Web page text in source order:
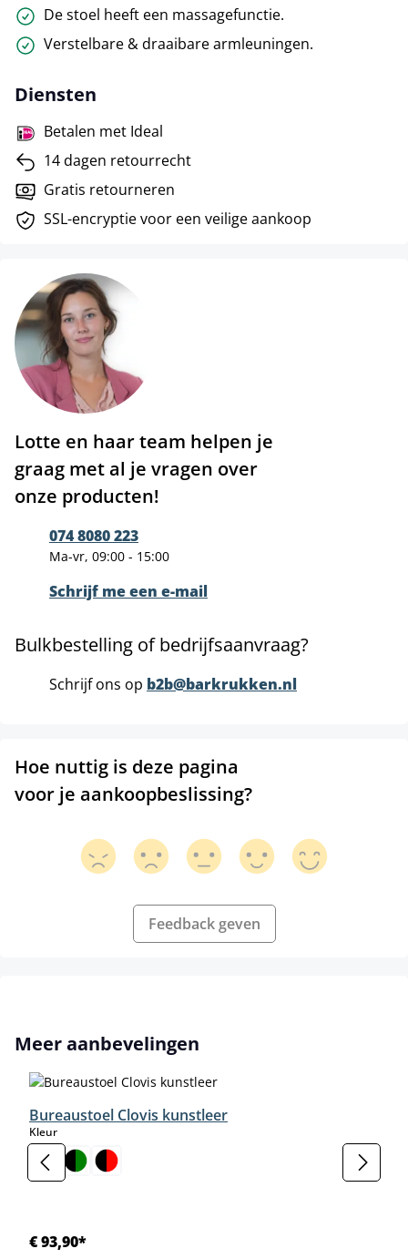
De stoel heeft een massagefunctie.
Verstelbare & draaibare armleuningen.
Diensten
Betalen met Ideal
14 dagen retourrecht
Gratis retourneren
SSL-encryptie voor een veilige aankoop
Lotte en haar team helpen je
graag met al je vragen over
onze producten!
074 8080 223
Ma-vr, 09:00 - 15:00
Schrijf me een e-mail
Bulkbestelling of bedrijfsaanvraag?
Schrijf ons op b2b@barkrukken.nl
Hoe nuttig is deze pagina
voor je aankoopbeslissing?
Feedback geven
Productgalerij overslaan
Meer aanbevelingen
Bureaustoel Clovis kunstleer
Kleurselect
€ 93,90*